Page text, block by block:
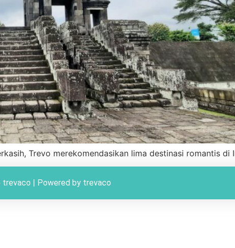
Trevo merekomendasikan lima destinasi romantis di
| Powered by trevaco